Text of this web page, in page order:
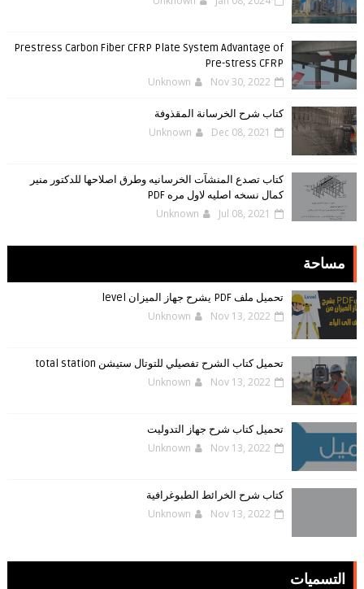
Prestress Carbon Fiber CFRP Plate System Advantage of
Pre-stress CFRP
Unknown Nov 30, 2022
كتاب شرح الخرسانة المقذوفة
Unknown Dec 08, 2021
كتاب تصدع المنشآت الخرسانيه وطرق اصلاحها للدكتور منير
كمال نسخه اصليه لاول مره PDF
Unknown Jul 08, 2021
مساحة
تحميل ملف PDF يشرح جهاز الميزان level
Unknown Nov 13, 2022
تحميل كتاب الشرح تفصيلي للتوتال ستيشن total station
Unknown Nov 13, 2022
تحميل كتاب شرح جهاز التدوليت
Unknown Nov 13, 2022
كتاب شرح الخرائط الطبوغرافية
Unknown Nov 13, 2022
التسميات